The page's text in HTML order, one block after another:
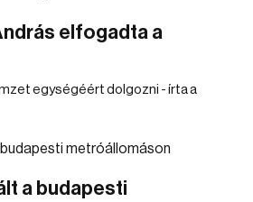
elfogadta a
egységéért dolgozni - írta a
a budapesti